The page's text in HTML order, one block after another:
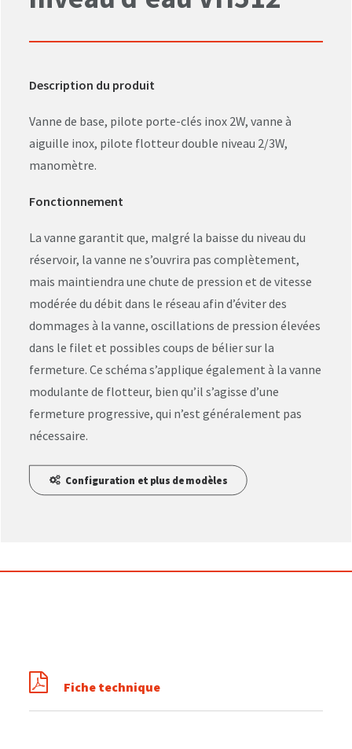
Description du produit
Vanne de base, pilote porte-clés inox 2W, vanne à
aiguille inox, pilote flotteur double niveau 2/3W,
manomètre.
Fonctionnement
La vanne garantit que, malgré la baisse du niveau du
réservoir, la vanne ne s’ouvrira pas complètement,
mais maintiendra une chute de pression et de vitesse
modérée du débit dans le réseau afin d’éviter des
dommages à la vanne, oscillations de pression élevées
dans le filet et possibles coups de bélier sur la
fermeture. Ce schéma s’applique également à la vanne
modulante de flotteur, bien qu’il s’agisse d’une
fermeture progressive, qui n’est généralement pas
nécessaire.
Configuration et plus de modèles
Fiche technique